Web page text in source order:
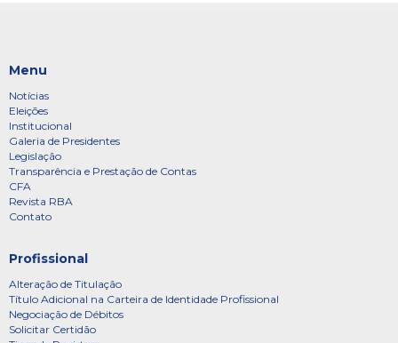
Menu
Notícias
Eleições
Institucional
Galeria de Presidentes
Legislação
Transparência e Prestação de Contas
CFA
Revista RBA
Contato
Profissional
Alteração de Titulação
Título Adicional na Carteira de Identidade Profissional
Negociação de Débitos
Solicitar Certidão